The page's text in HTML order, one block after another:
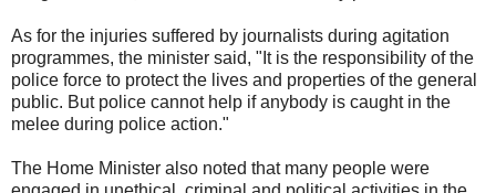
As for the injuries suffered by journalists during agitation
programmes, the minister said, "It is the responsibility of the
police force to protect the lives and properties of the general
public. But police cannot help if anybody is caught in the
melee during police action."
The Home Minister also noted that many people were